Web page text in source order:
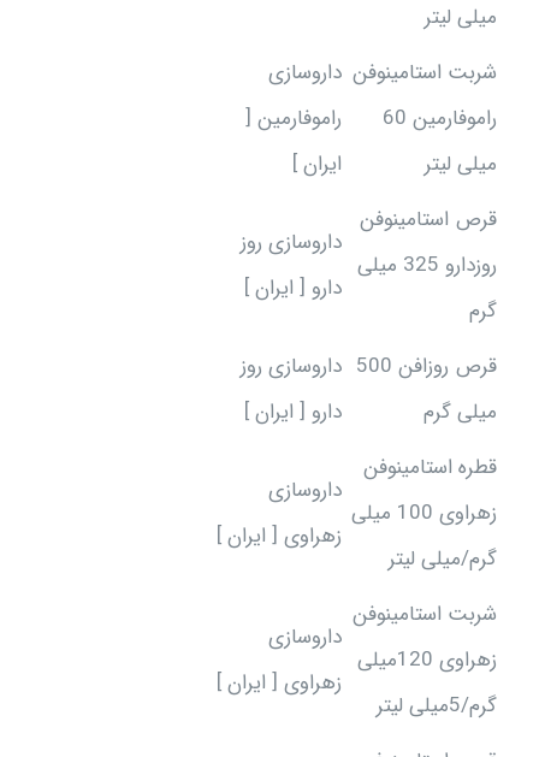
میلی لیتر
شربت استامینوفن
راموفارمین 60
میلی لیتر
داروسازی
راموفارمین [
ایران ]
قرص استامینوفن
روزدارو 325 میلی
گرم
داروسازی روز
دارو [ ایران ]
قرص روزافن 500
میلی گرم
داروسازی روز
دارو [ ایران ]
قطره استامینوفن
زهراوی 100 میلی
گرم/میلی لیتر
داروسازی
زهراوی [ ایران ]
شربت استامینوفن
زهراوی 120میلی
گرم/5میلی لیتر
داروسازی
زهراوی [ ایران ]